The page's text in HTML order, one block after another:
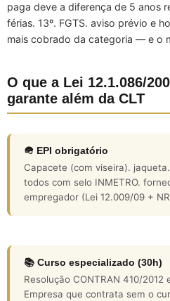
paga deve a diferença de 5 anos
férias. 13º. FGTS. aviso prévio e
mais cobrado da categoria — e o
O que a Lei 12.1.086/
garante além da CLT
🪖 EPI obrigatório
Capacete (com viseira).
todos com selo INMETRO.
empregador (Lei 12.009/09 +
📚 Curso especializado (30h)
Resolução CONTRAN 410/
Empresa que contrata sem o